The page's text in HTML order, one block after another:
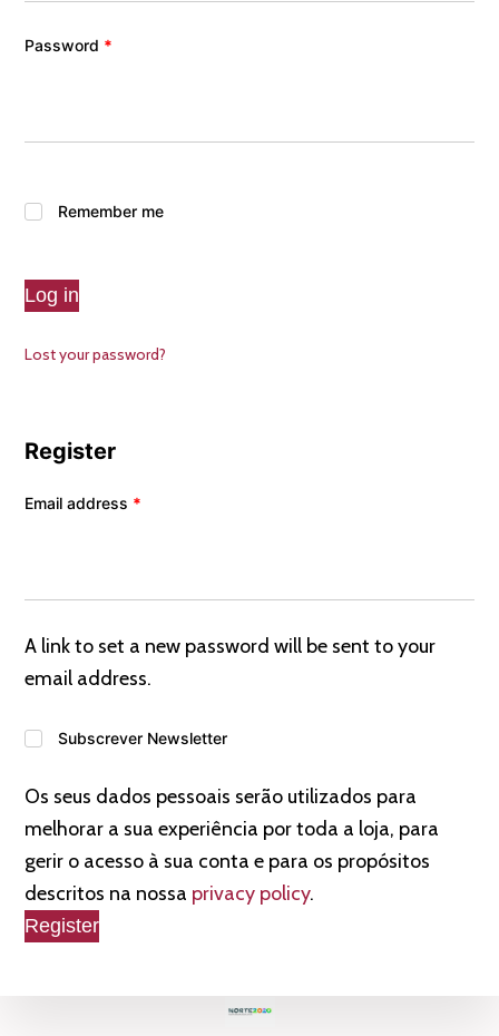
Password *
Remember me
Log in
Lost your password?
Register
Email address *
A link to set a new password will be sent to your
email address.
Subscrever Newsletter
Os seus dados pessoais serão utilizados para
melhorar a sua experiência por toda a loja, para
gerir o acesso à sua conta e para os propósitos
descritos na nossa privacy policy.
Register